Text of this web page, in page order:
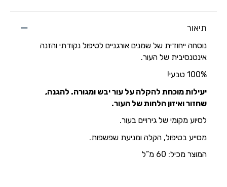
תיאור
נוסחה ייחודית של שמנים אורגניים לטיפול נקודתי והזנה
אינטנסיבית של העור.
100% טבעי!
יעילות מוכחת להקלה על עור יבש ומגורה. להגנה,
שחזור ואיזון הלחות של העור.
לסיוע מקומי של גירויים בעור.
מסייע בטיפול, הקלה ומניעת שפשפות.
המוצר מכיל: 60 מ”ל